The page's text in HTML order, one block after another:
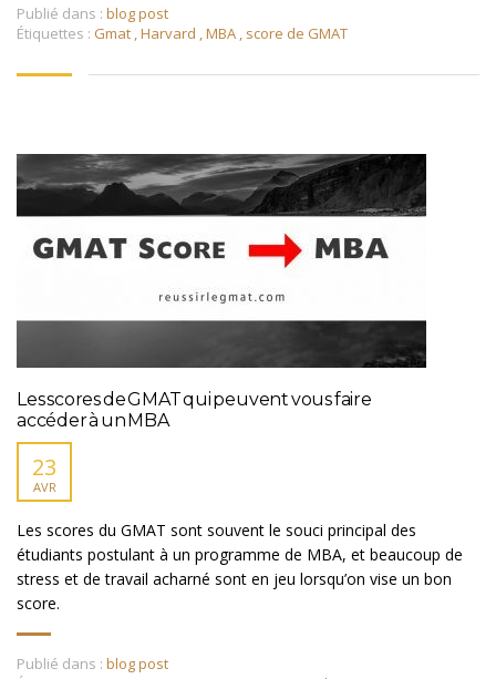
Publié dans : blog post
Étiquettes : Gmat ,Harvard ,MBA , score de GMAT
Les scores de GMAT qui peuvent vous faire
accéder à un MBA
23
AVR
Les scores du GMAT sont souvent le souci principal des
étudiants postulant à un programme de MBA, et beaucoup de
stress et de travail acharné sont en jeu lorsqu’on vise un bon
score.
Publié dans : blog post